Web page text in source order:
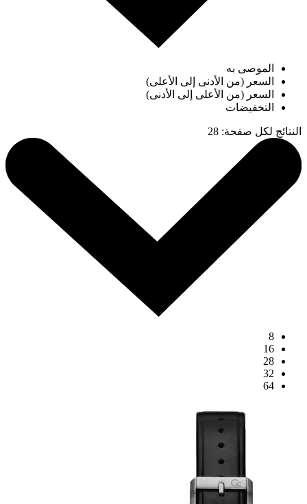
الموصى به
السعر (من الأدنى إلى الأعلى)
السعر (من الأعلى إلى الأدنى)
التخفيضات
النتائج لكل صفحة:
28
8
16
28
32
64